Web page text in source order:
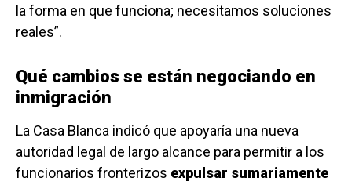
la forma en que funciona; necesitamos soluciones
reales”.
Qué cambios se están negociando en
inmigración
La Casa Blanca indicó que apoyaría una nueva
autoridad legal de largo alcance para permitir a los
funcionarios fronterizos expulsar sumariamente